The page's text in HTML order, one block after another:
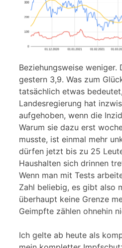
Beziehungsweise weniger.
gestern 3,9. Was zum
tatsächlich etwas
Landesregierung hat
aufgehoben, wenn die
Warum sie dazu erst
musste, ist einmal mehr
dürfen jetzt bis zu 25
Haushalten sich drinnen
Wenn man mit Tests
Zahl beliebig, es gibt also
überhaupt keine Grenze
Geimpfte zählen ohnehin
Ich gelte ab heute als